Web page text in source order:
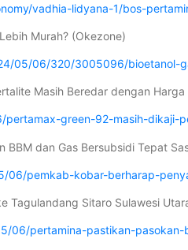
vadhia-lidyana-1/bos-
Murah? (Okezone)
05/06/320/3005096/bioetanol-
Masih Beredar dengan
green-92-masih-
BBM dan Gas Bersubsidi Tepat
06/pemkab-kobar-berharap-
Tagulandang Sitaro Sulawesi
06/pertamina-pastikan-